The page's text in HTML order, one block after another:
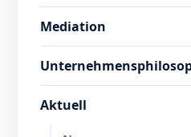
Mediation
Aktuell